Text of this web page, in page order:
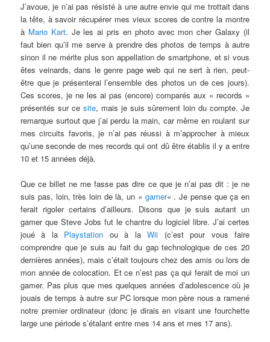
J’avoue, je n’ai pas résisté à une autre envie qui me trottait dans
la tête, à savoir récupérer mes vieux scores de contre la montre
à Mario Kart. Je les ai pris en photo avec mon cher Galaxy (il
faut bien qu’il me serve à prendre des photos de temps à autre
sinon il ne mérite plus son appellation de smartphone, et si vous
êtes veinards, dans le genre page web qui ne sert à rien, peut-
être que je présenterai l’ensemble des photos un de ces jours).
Ces scores, je ne les ai pas (encore) comparés aux « records »
présentés sur cesite, mais je suis sûrement loin du compte. Je
remarque surtout que j’ai perdu la main, car même en roulant sur
mes circuits favoris, je n’ai pas réussi à m’approcher à mieux
qu’une seconde de mes records qui ont dû être établis il y a entre
10 et 15 années déjà.
Que ce billet ne me fasse pas dire ce que je n’ai pas dit : je ne
suis pas, loin, très loin de là, un « gamer« . Je pense que ça en
ferait rigoler certains d’ailleurs. Disons que je suis autant un
gamer que Steve Jobs fut le chantre du logiciel libre. J’ai certes
joué à la Playstation ou à laWii (c’est pour vous faire
comprendre que je suis au fait du gap technologique de ces 20
dernières années), mais c’était toujours chez des amis ou lors de
mon année de colocation. Et ce n’est pas ça qui ferait de moi un
gamer. Pas plus que mes quelques années d’adolescence où je
jouais de temps à autre sur PC lorsque mon père nous a ramené
notre premier ordinateur (donc je dirais en visant une fourchette
large une période s’étalant entre mes 14 ans et mes 17 ans).